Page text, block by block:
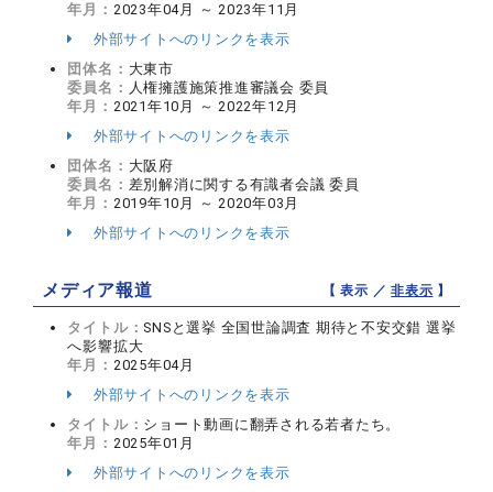
年月： 2023年04月 ～ 2023年11月
外部サイトへのリンクを表示
団体名： 大東市
委員名： 人権擁護施策推進審議会 委員
年月： 2021年10月 ～ 2022年12月
外部サイトへのリンクを表示
団体名： 大阪府
委員名： 差別解消に関する有識者会議 委員
年月： 2019年10月 ～ 2020年03月
外部サイトへのリンクを表示
メディア報道 【 表示 ／非表示 】
タイトル： SNSと選挙 全国世論調査 期待と不安交錯 選挙
へ影響拡大
年月： 2025年04月
外部サイトへのリンクを表示
タイトル： ショート動画に翻弄される若者たち。
年月： 2025年01月
外部サイトへのリンクを表示